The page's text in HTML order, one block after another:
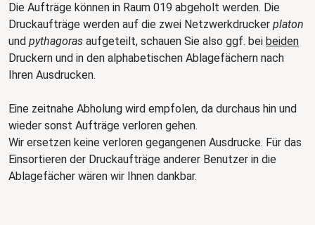
Die Aufträge können in Raum 019 abgeholt werden. Die
Druckaufträge werden auf die zwei Netzwerkdrucker platon
und pythagoras aufgeteilt, schauen Sie also ggf. bei beiden
Druckern und in den alphabetischen Ablagefächern nach
Ihren Ausdrucken.
Eine zeitnahe Abholung wird empfolen, da durchaus hin und
wieder sonst Aufträge verloren gehen.
Wir ersetzen keine verloren gegangenen Ausdrucke. Für das
Einsortieren der Druckaufträge anderer Benutzer in die
Ablagefächer wären wir Ihnen dankbar.